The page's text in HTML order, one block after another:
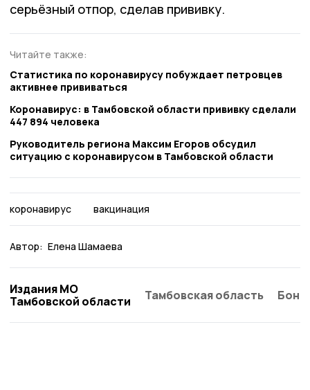
серьёзный отпор, сделав прививку.
Читайте также:
Статистика по коронавирусу побуждает петровцев
активнее прививаться
Коронавирус: в Тамбовской области прививку сделали
447 894 человека
Руководитель региона Максим Егоров обсудил
ситуацию с коронавирусом в Тамбовской области
коронавирус вакцинация
Автор: Елена Шамаева
Издания МО
Тамбовской области
Тамбовская область